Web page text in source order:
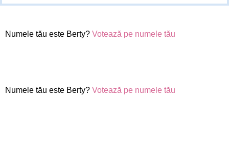
Numele tău este Berty? Votează pe numele tău
Numele tău este Berty? Votează pe numele tău